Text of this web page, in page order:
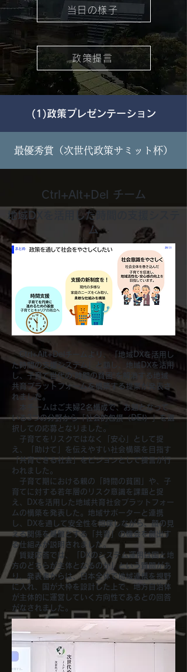
当日の様子
政策提言
​(1)政策プレゼンテーション
​最優秀賞（次世代政策サミット杯）
Ctrl+Alt+Del チーム
地域DXを活用した時間の支援システ
ム
Ctrl+Alt+Delチームより、「地域DXを活用し
た時間の支援システム」と題し、地域DXを活用
し、子育て世代の“時間の貧困”を解消する地域
共育プラットフォームを構築する提案が発表さ
れました。
本チームはご夫婦2名構成で、お題となって
いる3つの分野から「社会的包摂（DEI）」を選
択しての応募となりまし た。
子育てをリスクではなく「安心」として捉
え、「助けて」を伝えやすい社会構築を目指す
「共育できる社会」をビジョンとして提言が行
われました。
子育て期における親の「時間の貧困」や、子
育てに対する若年層のリスク意識を課題と捉
え、DXを活用した地域共育社会プラットフォー
ムの構築を発表した。地域サポーターと連携
し、DXを通して安全性を担保しながら、顔の見
える関係を基盤とする「共育」の機会を創出す
る仕組みが説明されました。
質疑応答では、「DXのシステム運用は国と地
方のどちらが主体となるのか」という質問があ
り、発表者からは、日本全体で地域連携を視野
に入れ、国が大枠を設計した上で、地方自治体
が主体的に運営していく方向性であるとの回答
がなされました。